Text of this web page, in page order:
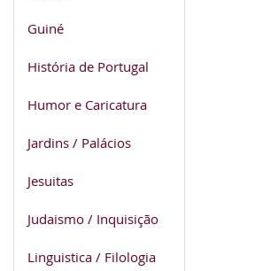
Guiné
História de Portugal
Humor e Caricatura
Jardins / Palácios
Jesuitas
Judaismo / Inquisição
Linguistica / Filologia